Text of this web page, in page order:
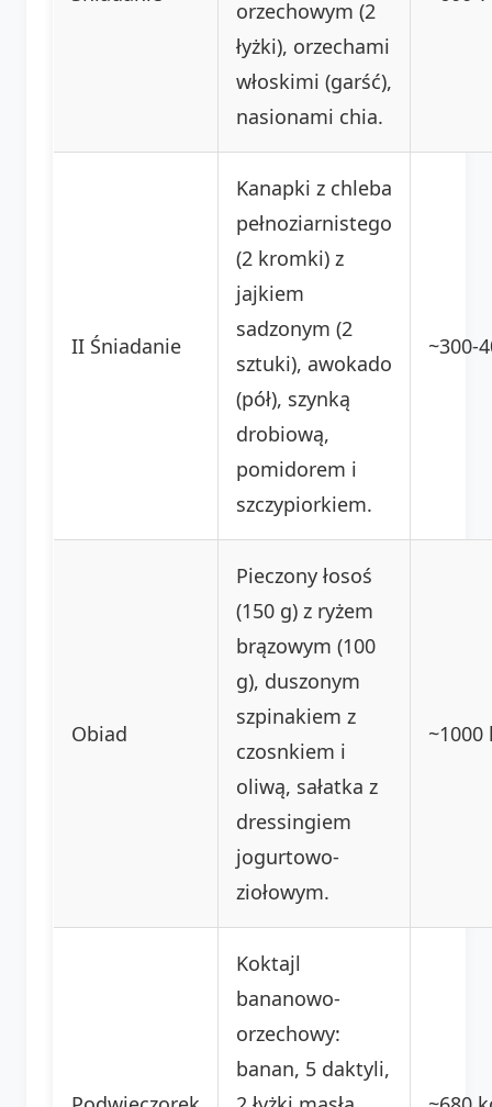
orzechowym (2
łyżki), orzechami
włoskimi (garść),
nasionami chia.
II Śniadanie
Kanapki z chleba
pełnoziarnistego
(2 kromki) z
jajkiem
sadzonym (2
sztuki), awokado
(pół), szynką
drobiową,
pomidorem i
szczypiorkiem.
~300-
Obiad
Pieczony łosoś
(150 g) z ryżem
brązowym (100
g), duszonym
szpinakiem z
czosnkiem i
oliwą, sałatka z
dressingiem
jogurtowo-
ziołowym.
~1000
Koktajl
bananowo-
orzechowy:
banan, 5 daktyli,